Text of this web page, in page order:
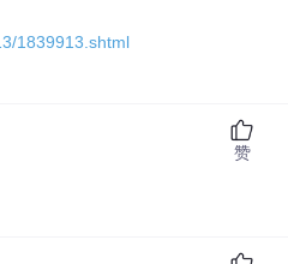
1839913.shtml
赞